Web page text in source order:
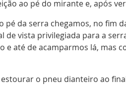
ao pé do mirante e, após
da serra chegamos, no fim
de vista privilegiada para a
até de acamparmos lá, mas
o pneu dianteiro ao